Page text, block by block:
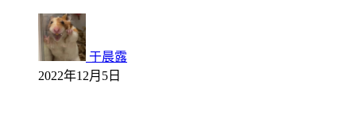
于晨露
2022年12月5日